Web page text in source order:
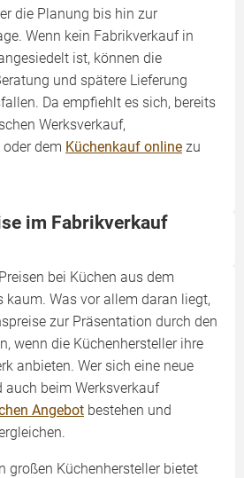
die Planung bis hin zur
Wenn kein Fabrikverkauf in
ist, können die
und spätere Lieferung
Da empfiehlt es sich, bereits
Werksverkauf,
oder dem Küchenkauf online zu
im Fabrikverkauf
bei Küchen aus dem
kaum. Was vor allem daran liegt,
zur Präsentation durch den
wenn die Küchenhersteller ihre
anbieten. Wer sich eine neue
auch beim Werksverkauf
Angebot bestehen und
großen Küchenhersteller bietet